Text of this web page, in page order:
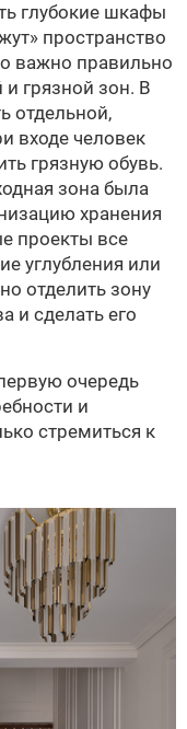
глубокие шкафы
пространство
важно правильно
и грязной зон. В
отдельной,
входе человек
грязную обувь.
зона была
хранения
проекты все
углубления или
отделить зону
и сделать его
очередь
и
стремиться к